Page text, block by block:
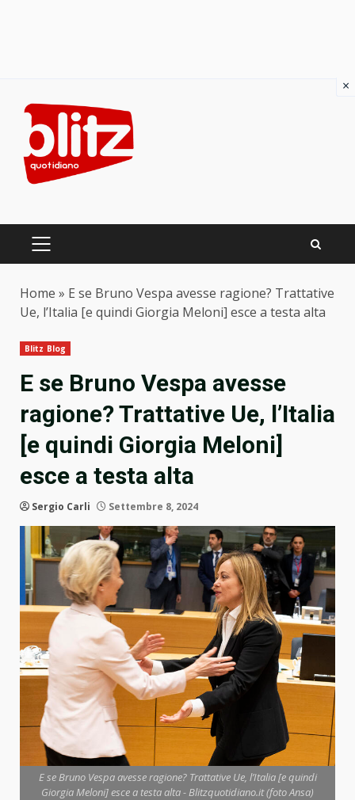
content
PRIMARY
Home » E se Bruno Vespa avesse ragione? Trattative
Ue, l’Italia [e quindi Giorgia Meloni] esce a testa alta
Blitz Blog
E se Bruno Vespa avesse
ragione? Trattative Ue, l’Italia
[e quindi Giorgia Meloni]
esce a testa alta
Sergio Carli Settembre 8, 2024
E se Bruno Vespa avesse ragione? Trattative Ue, l’Italia [e quindi
Giorgia Meloni] esce a testa alta - Blitzquotidiano.it (foto Ansa)
×